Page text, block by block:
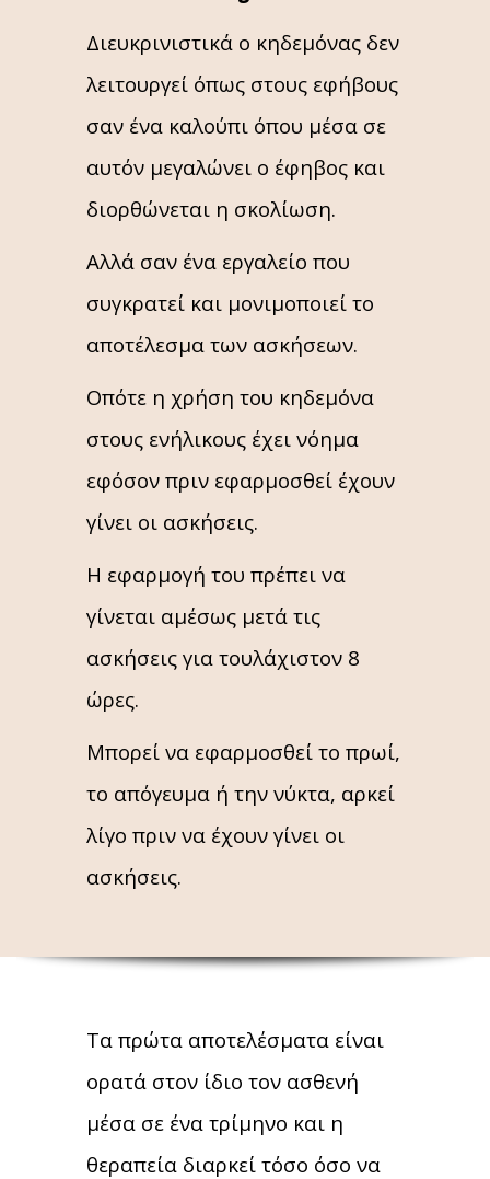
Διευκρινιστικά ο κηδεμόνας δεν
λειτουργεί όπως στους εφήβους
σαν ένα καλούπι όπου μέσα σε
αυτόν μεγαλώνει ο έφηβος και
διορθώνεται η σκολίωση.
Αλλά σαν ένα εργαλείο που
συγκρατεί και μονιμοποιεί το
αποτέλεσμα των ασκήσεων.
Οπότε η χρήση του κηδεμόνα
στους ενήλικους έχει νόημα
εφόσον πριν εφαρμοσθεί έχουν
γίνει οι ασκήσεις.
Η εφαρμογή του πρέπει να
γίνεται αμέσως μετά τις
ασκήσεις για τουλάχιστον 8
ώρες.
Μπορεί να εφαρμοσθεί το πρωί,
το απόγευμα ή την νύκτα, αρκεί
λίγο πριν να έχουν γίνει οι
ασκήσεις.
Τα πρώτα αποτελέσματα είναι
ορατά στον ίδιο τον ασθενή
μέσα σε ένα τρίμηνο και η
θεραπεία διαρκεί τόσο όσο να